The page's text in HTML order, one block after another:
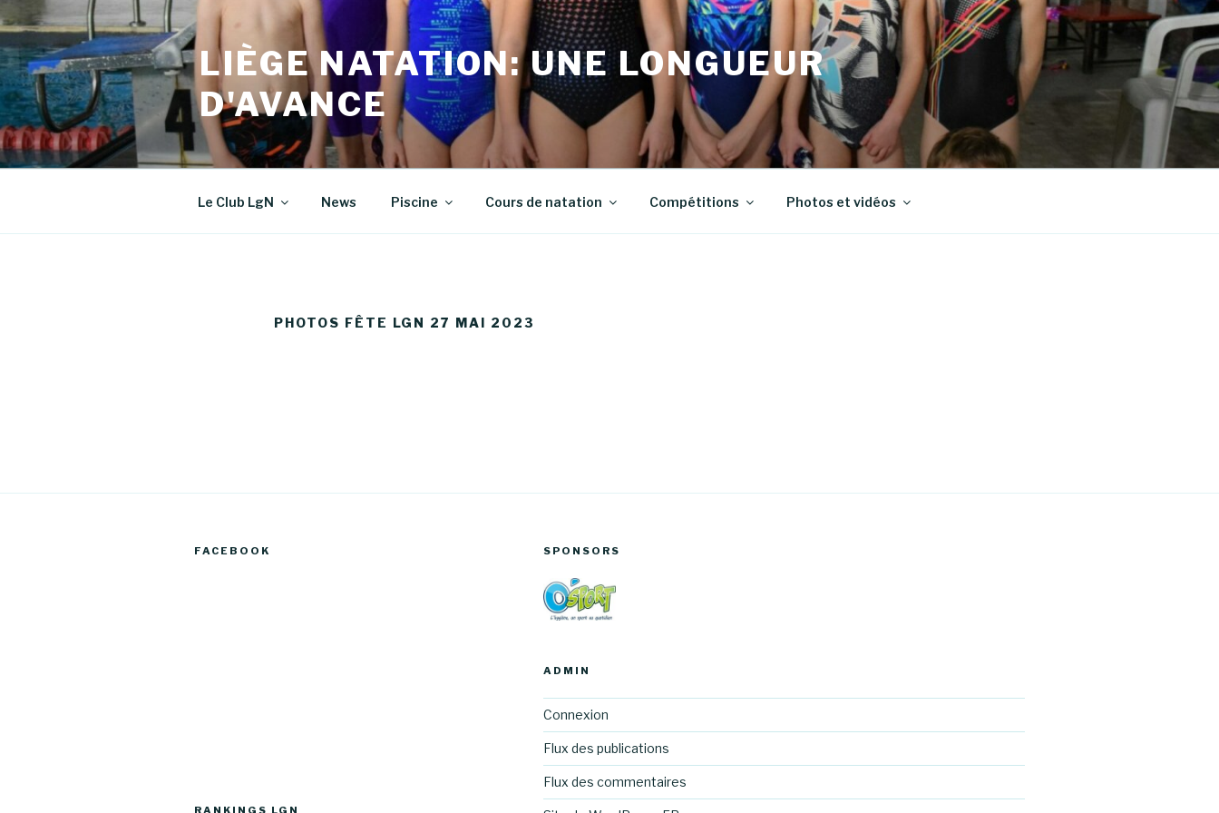
au
contenu
principal
LIÈGE NATATION: UNE LONGUEUR
D'AVANCE
Le Club LgN News Piscine Cours de natation Compétitions Photos et vidéos
PHOTOS FÊTE LGN 27 MAI 2023
FACEBOOK
RANKINGS LGN
SPONSORS
ADMIN
Connexion
Flux des publications
Flux des commentaires